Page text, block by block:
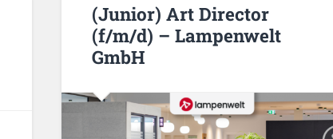
(Junior) Art Director
(f/m/d) – Lampenwelt
GmbH